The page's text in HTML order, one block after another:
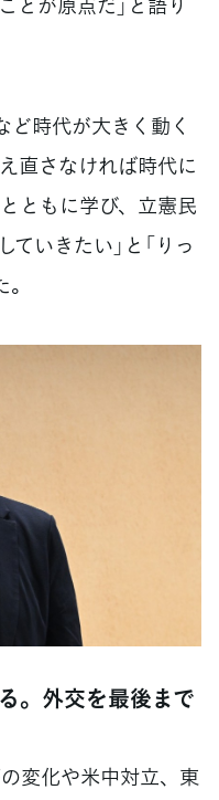
ど時代が大きく動く
直さなければ時代に
ともに学び、立憲民
いきたい」と「りっ
。外交を最後まで
変化や米中対立、東